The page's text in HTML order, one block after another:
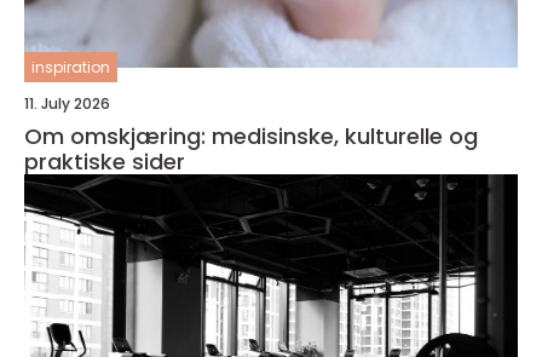
inspiration
11. July 2026
Om omskjæring: medisinske, kulturelle og
praktiske sider